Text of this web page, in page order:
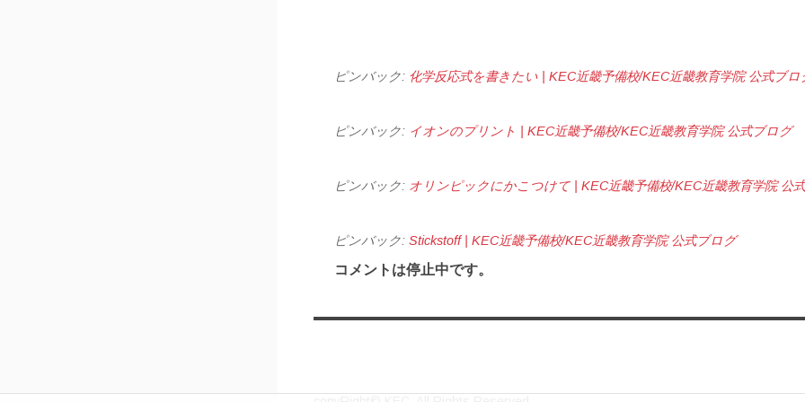
ピンバック: 化学反応式を書きたい | KEC近畿予備校/KEC近畿教育学院 公式ブロ
ピンバック: イオンのプリント | KEC近畿予備校/KEC近畿教育学院 公式ブログ
ピンバック: オリンピックにかこつけて | KEC近畿予備校/KEC近畿教育学院 公
ピンバック: Stickstoff | KEC近畿予備校/KEC近畿教育学院 公式ブログ
コメントは停止中です。